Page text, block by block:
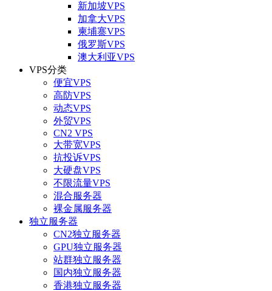
新加坡VPS
加拿大VPS
柬埔寨VPS
俄罗斯VPS
澳大利亚VPS
VPS分类
便宜VPS
高防VPS
动态VPS
外贸VPS
CN2 VPS
大带宽VPS
抗投诉VPS
大硬盘VPS
不限流量VPS
混合服务器
裸金属服务器
独立服务器
CN2独立服务器
GPU独立服务器
站群独立服务器
国内独立服务器
香港独立服务器